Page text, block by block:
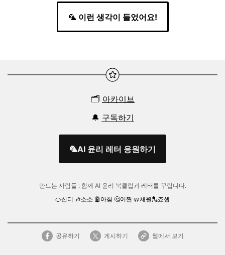
🦜 이런 생각이 들었어요!
🗂️ 아카이브
🔔 구독하기
🦜AI 윤리 레터 응원하기
만드는 사람들 : 함께 AI 윤리 북클럽과 레터를 꾸립니다.
🍊산디 🎶소소 🤖아침 🤔어쪈 🥨채원💂죠셉
공유하기 게시하기 웹에서 보기